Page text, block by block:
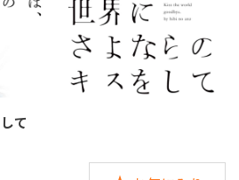
て